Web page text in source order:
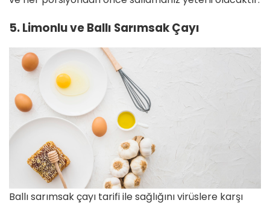
5. Limonlu ve Ballı Sarımsak Çayı
Ballı sarımsak çayı tarifi ile sağlığını virüslere karşı